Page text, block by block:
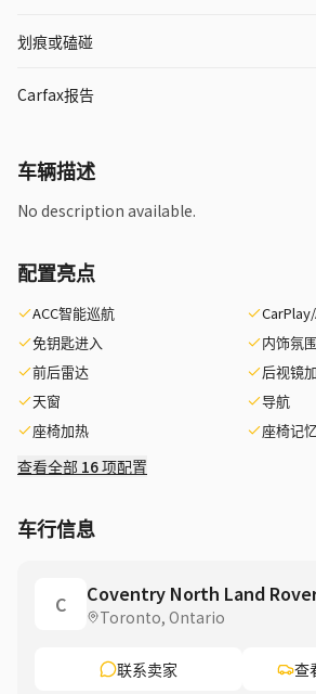
划痕或磕碰
Carfax报告
车辆描述
No description available.
配置亮点
ACC智能巡航
免钥匙进入
内饰氛
前后雷达
后视镜
天窗
导航
座椅加热
座椅记
查看全部 16 项配置
车行信息
C Coventry North Land
Toronto, Ontario
联系卖家 查